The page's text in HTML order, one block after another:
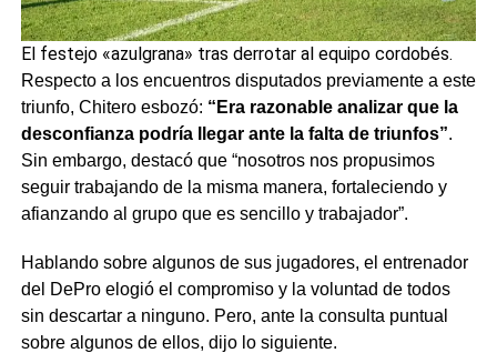
El festejo «azulgrana» tras derrotar al equipo cordobés.
Respecto a los encuentros disputados previamente a este
triunfo, Chitero esbozó: “Era razonable analizar que la
desconfianza podría llegar ante la falta de triunfos”.
Sin embargo, destacó que “nosotros nos propusimos
seguir trabajando de la misma manera, fortaleciendo y
afianzando al grupo que es sencillo y trabajador”.
Hablando sobre algunos de sus jugadores, el entrenador
del DePro elogió el compromiso y la voluntad de todos
sin descartar a ninguno. Pero, ante la consulta puntual
sobre algunos de ellos, dijo lo siguiente.